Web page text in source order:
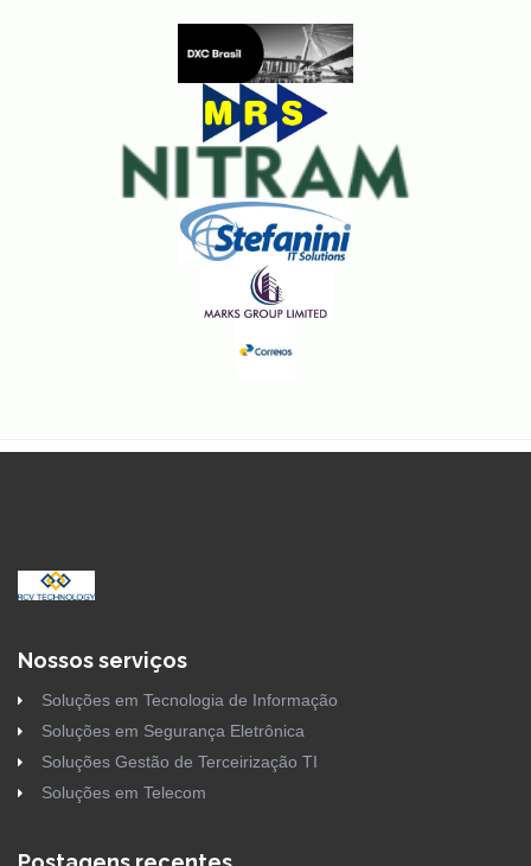
Nossos serviços
Soluções em Tecnologia de Informação
Soluções em Segurança Eletrônica
Soluções Gestão de Terceirização TI
Soluções em Telecom